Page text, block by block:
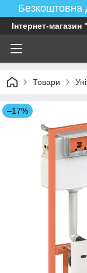
Безкоштовна
Інтернет-магазин
Товари
–17%